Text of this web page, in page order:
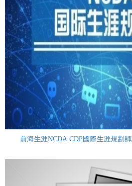
前海生涯NCDA CDP國際生涯規劃